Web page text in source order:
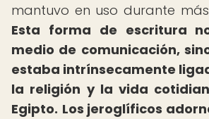
mantuvo en uso durante
Esta forma de escritura
medio de comunicación,
estaba intrínsecamente
la religión y la vida
Egipto. Los jeroglíficos